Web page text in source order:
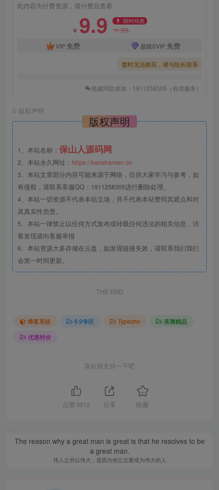
此内容为付费资源，请付费后查看
￥ 9.9 限时特惠
￥99
VIP 免费 超级SVIP 免费
暂时无法购买，请与站长联系
搭建同款添加：1911258305（有偿服务）
© 版权声明
版权声明
1、本站名称： 保山人源码网
2、本站永久网址： https://baoshanren.cn
3、本站文章部分内容可能来源于网络，仅供大家学习与参考，如
有侵权，请联系客服QQ：1911258305进行删除处理。
4、本站一切资源不代表本站立场，并不代表本站赞同其观点和对
其真实性负责。
5、本站一律禁止以任何方式发布或转载任何违法的相关信息，访
客发现请向客服举报
6、本站资源大多存储在云盘，如发现链接失效，请联系我们我们
会第一时间更新。
THE END
博客系统 9.9专区 Typecho
亲测精品
优惠特价
喜欢就支持一下吧
点赞 3012 分享 收藏
The reason why a great man is great is that he resolves to be
a great man.
伟人之所以伟大，是因为他立志要成为伟大的人